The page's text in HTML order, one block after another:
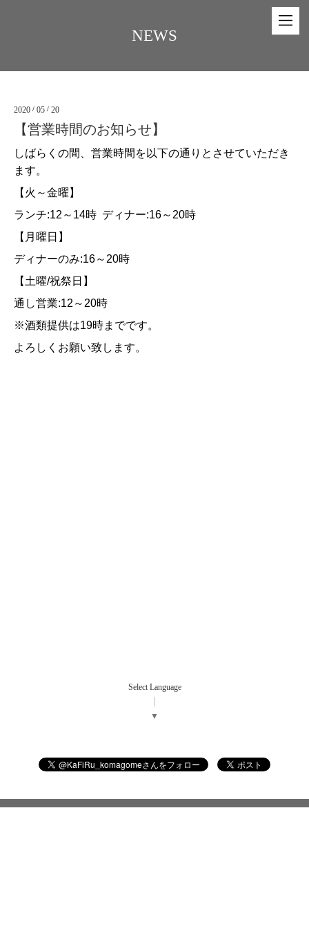
NEWS
2020 / 05 / 20
【営業時間のお知らせ】
しばらくの間、営業時間を以下の通りとさせていただき
ます。
【火～金曜】
ランチ:12 ～ 14時 ディナー:16～ 20時
【月曜日】
ディナーのみ:16～ 20時
【土曜/祝祭日】
通し営業:12 ～ 20時
※酒類提供は19時までです。
よろしくお願い致します。
Select Language
▼